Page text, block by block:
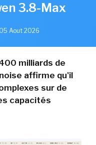
3.8-Max
Aout 2026
milliards de
affirme qu'il
sur de
capacités